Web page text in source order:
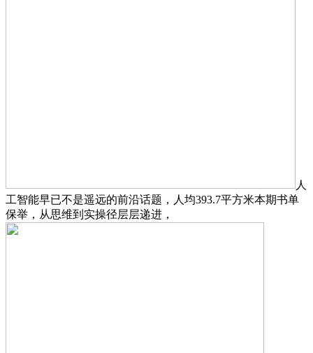
人
工智能早已不是遥远的前沿话题，人均393.7平方米本期书单
保举，从思维到实操径层层递进，